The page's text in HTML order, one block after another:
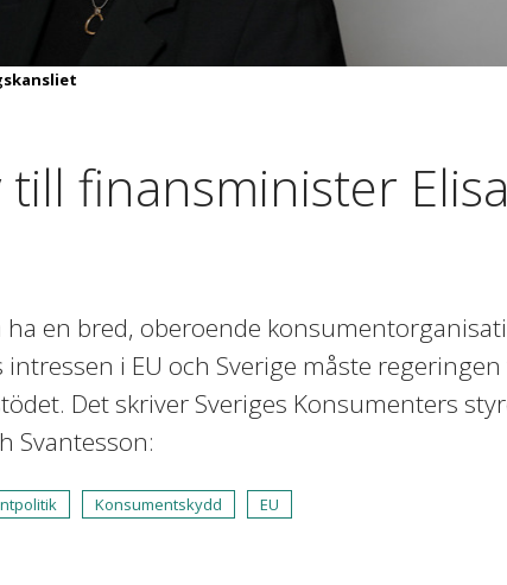
finansminister
ha en bred, oberoende
i EU och Sverige måste
Det skriver Sveriges Konsumenters
Svantesson:
Konsumentskydd EU